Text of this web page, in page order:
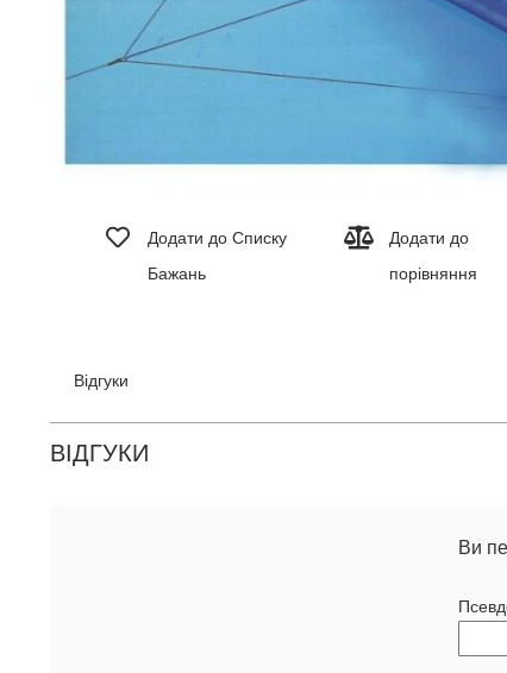
Додати до Списку
Бажань
Додати до
порівняння
Відгуки
ВІДГУКИ
Ви